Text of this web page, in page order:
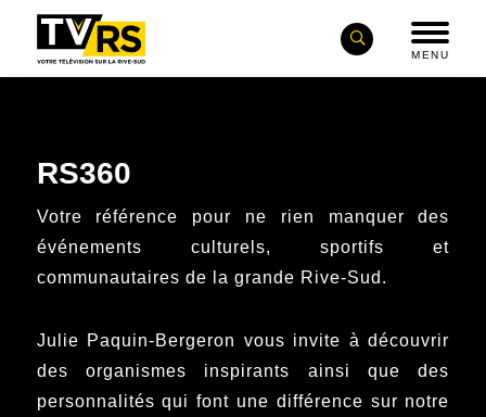
MENU
RS360
Votre référence pour ne rien manquer des
événements culturels, sportifs et
communautaires de la grande Rive-Sud.
Julie Paquin-Bergeron vous invite à découvrir
des organismes inspirants ainsi que des
personnalités qui font une différence sur notre